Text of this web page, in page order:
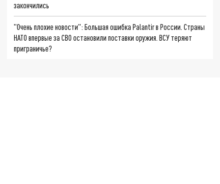
закончились
"Очень плохие новости": Большая ошибка Palantir в России. Страны
НАТО впервые за СВО остановили поставки оружия. ВСУ теряют
приграничье?